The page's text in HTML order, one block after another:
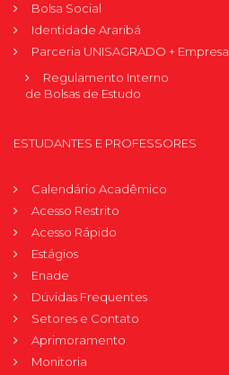
Bolsa Social
Identidade Araribá
Parceria UNISAGRADO + Empresa
Regulamento Interno
de Bolsas de Estudo
ESTUDANTES E PROFESSORES
Calendário Acadêmico
Acesso Restrito
Acesso Rápido
Estágios
Enade
Dúvidas Frequentes
Setores e Contato
Aprimoramento
Monitoria